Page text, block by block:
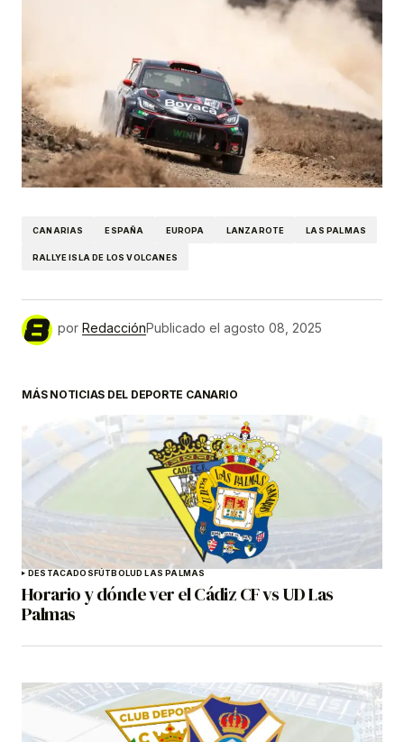
CANARIAS ESPAÑA EUROPA LANZAROTE LAS PALMAS
RALLYE ISLA DE LOS VOLCANES
por RedacciónPublicado el agosto 08, 2025
MÁS NOTICIAS DEL DEPORTE CANARIO
DESTACADOSFÚTBOLUD LAS PALMAS
Horario y dónde ver el Cádiz CF vs UD Las
Palmas